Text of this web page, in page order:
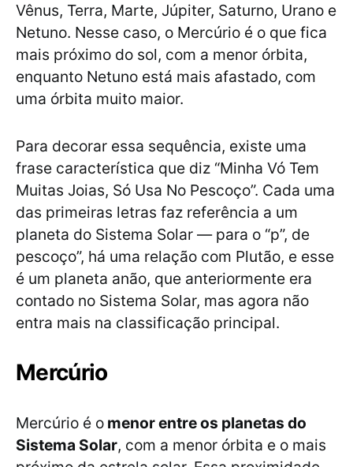
Vênus, Terra, Marte, Júpiter, Saturno, Urano e
Netuno. Nesse caso, o Mercúrio é o que fica
mais próximo do sol, com a menor órbita,
enquanto Netuno está mais afastado, com
uma órbita muito maior.
Para decorar essa sequência, existe uma
frase característica que diz “Minha Vó Tem
Muitas Joias, Só Usa No Pescoço”. Cada uma
das primeiras letras faz referência a um
planeta do Sistema Solar — para o “p”, de
pescoço”, há uma relação com Plutão, e esse
é um planeta anão, que anteriormente era
contado no Sistema Solar, mas agora não
entra mais na classificação principal.
Mercúrio
Mercúrio é o menor entre os planetas do
Sistema Solar, com a menor órbita e o mais